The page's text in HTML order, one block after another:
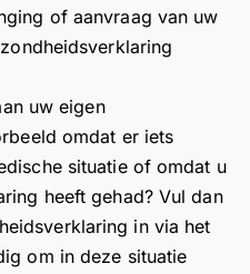
of aanvraag van uw
uw eigen
omdat er iets
situatie of omdat u
heeft gehad? Vul dan
in via het
om in deze situatie